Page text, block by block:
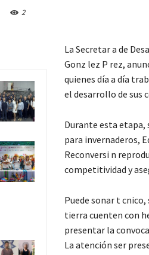
2
La Secretar a de
Gonz lez P rez,
quienes día a día
el desarrollo de sus
Durante esta
para invernaderos,
Reconversi n
competitividad y
Puede sonar t
tierra cuenten con
presentar la
La atención ser